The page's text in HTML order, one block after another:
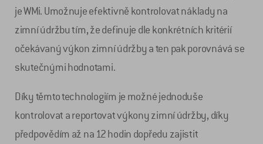
je WMi. Umožnuje efektivně kontrolovat náklady na
zimní údržbu tím, že definuje dle konkrétních kritérií
očekávaný výkon zimní údržby a ten pak porovnává se
skutečnými hodnotami.
Díky těmto technologiím je možné jednoduše
kontrolovat a reportovat výkony zimní údržby, díky
předpovědím až na 12 hodin dopředu zajistit